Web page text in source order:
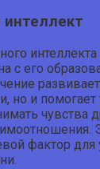
с его
но и помогает
чувства
фактор